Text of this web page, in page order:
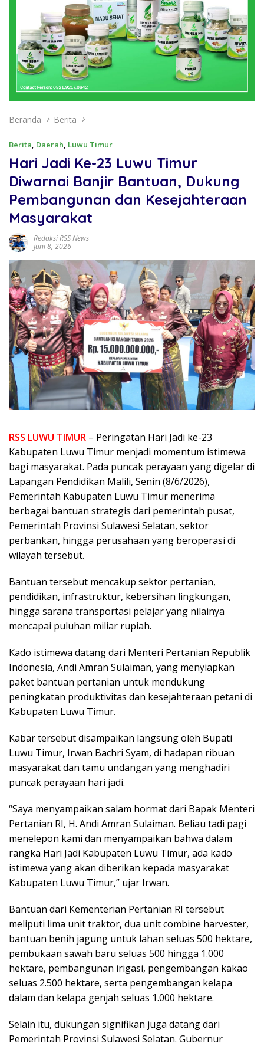
Beranda Berita
Berita, Daerah, Luwu Timur
Hari Jadi Ke-23 Luwu Timur
Diwarnai Banjir Bantuan, Dukung
Pembangunan dan Kesejahteraan
Masyarakat
Redaksi RSS News
Juni 8, 2026
RSS LUWU TIMUR – Peringatan Hari Jadi ke-23
Kabupaten Luwu Timur menjadi momentum istimewa
bagi masyarakat. Pada puncak perayaan yang digelar di
Lapangan Pendidikan Malili, Senin (8/6/2026),
Pemerintah Kabupaten Luwu Timur menerima
berbagai bantuan strategis dari pemerintah pusat,
Pemerintah Provinsi Sulawesi Selatan, sektor
perbankan, hingga perusahaan yang beroperasi di
wilayah tersebut.
Bantuan tersebut mencakup sektor pertanian,
pendidikan, infrastruktur, kebersihan lingkungan,
hingga sarana transportasi pelajar yang nilainya
mencapai puluhan miliar rupiah.
Kado istimewa datang dari Menteri Pertanian Republik
Indonesia, Andi Amran Sulaiman, yang menyiapkan
paket bantuan pertanian untuk mendukung
peningkatan produktivitas dan kesejahteraan petani di
Kabupaten Luwu Timur.
Kabar tersebut disampaikan langsung oleh Bupati
Luwu Timur, Irwan Bachri Syam, di hadapan ribuan
masyarakat dan tamu undangan yang menghadiri
puncak perayaan hari jadi.
“Saya menyampaikan salam hormat dari Bapak Menteri
Pertanian RI, H. Andi Amran Sulaiman. Beliau tadi pagi
menelepon kami dan menyampaikan bahwa dalam
rangka Hari Jadi Kabupaten Luwu Timur, ada kado
istimewa yang akan diberikan kepada masyarakat
Kabupaten Luwu Timur,” ujar Irwan.
Bantuan dari Kementerian Pertanian RI tersebut
meliputi lima unit traktor, dua unit combine harvester,
bantuan benih jagung untuk lahan seluas 500 hektare,
pembukaan sawah baru seluas 500 hingga 1.000
hektare, pembangunan irigasi, pengembangan kakao
seluas 2.500 hektare, serta pengembangan kelapa
dalam dan kelapa genjah seluas 1.000 hektare.
Selain itu, dukungan signifikan juga datang dari
Pemerintah Provinsi Sulawesi Selatan. Gubernur